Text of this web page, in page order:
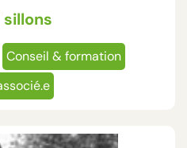
sillons
Conseil & formation